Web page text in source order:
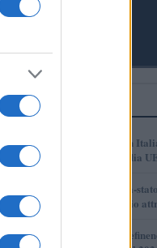
PRIME)
PIÙ LETTI
1
Disoccupazione in
2026, sotto la media
2
Dalle antiche città-
globale: un viaggio
3
Come l’IA sta